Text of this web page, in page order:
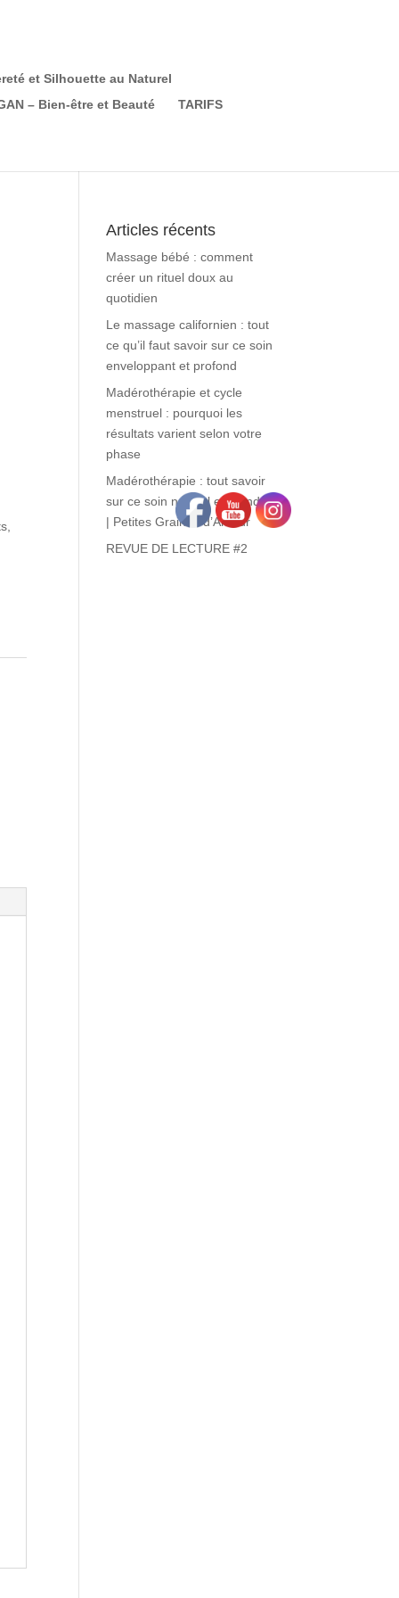
et Silhouette au Naturel
– Bien-être et Beauté
TARIFS
Articles récents
Massage bébé : comment
créer un rituel doux au
quotidien
Le massage californien : tout
ce qu’il faut savoir sur ce soin
enveloppant et profond
Madérothérapie et cycle
menstruel : pourquoi les
résultats varient selon votre
phase
Madérothérapie : tout savoir
sur ce soin naturel en Vendée
| Petites Graines d’Amour
REVUE DE LECTURE #2